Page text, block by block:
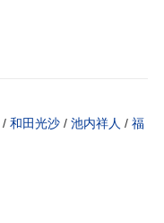
/ 和田光沙 / 池内祥人 / 福